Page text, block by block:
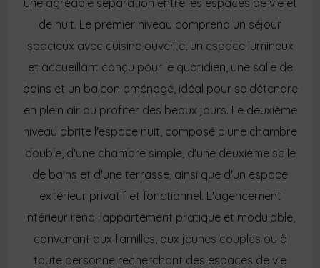
une agréable séparation entre les espaces de vie et
de nuit. Le premier niveau comprend un séjour
spacieux avec cuisine ouverte, un espace lumineux
et accueillant conçu pour le quotidien, une salle de
bains et un balcon aménagé, idéal pour se détendre
en plein air ou profiter des beaux jours. Le deuxième
niveau abrite l'espace nuit, composé d'une chambre
double, d'une chambre simple, d'une deuxième salle
de bains et d'une terrasse, ainsi que d'un espace
extérieur privatif et fonctionnel. L'agencement
intérieur rend l'appartement pratique et modulable,
convenant aux familles, aux jeunes couples ou à
toute personne recherchant des espaces de vie